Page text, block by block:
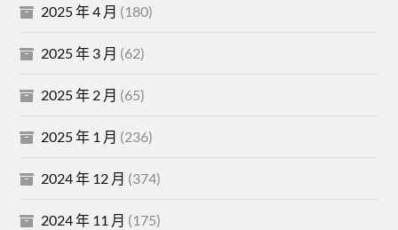
2025 年 4 月 (180)
2025 年 3 月 (62)
2025 年 2 月 (65)
2025 年 1 月 (236)
2024 年 12 月 (374)
2024 年 11 月 (175)